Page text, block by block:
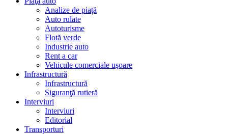
Analize de piață
Auto rulate
Autoturisme
Flotă verde
Industrie auto
Rent a car
Vehicule comerciale uşoare
Infrastructură
Infrastructură
Siguranţă rutieră
Interviuri
Interviuri
Editorial
Transporturi